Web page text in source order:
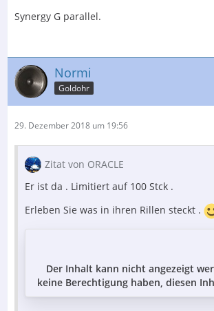
Synergy G parallel.
Normi
Goldohr
29. Dezember 2018 um 19:56
Zitat von ORACLE
Er ist da . Limitiert auf 100 Stck .
Erleben Sie was in ihren Rillen steckt .
Der Inhalt kann nicht angezeigt
keine Berechtigung haben, diesen